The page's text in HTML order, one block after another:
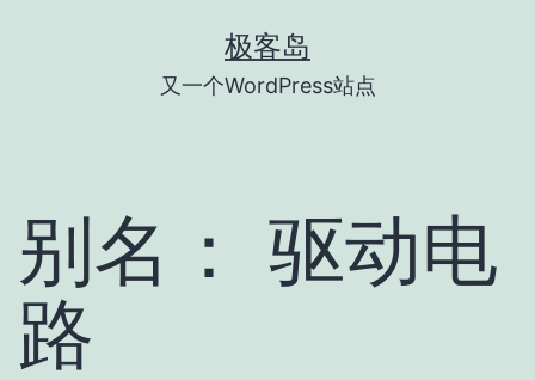
极客岛
又一个WordPress站点
别名： 驱动电
路